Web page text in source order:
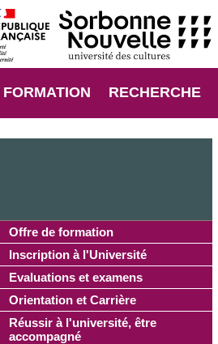
FORMATION RECHERCHE
Offre de formation
Inscription à l'Université
Evaluations et examens
Orientation et Carrière
Réussir à l'université, être
accompagné